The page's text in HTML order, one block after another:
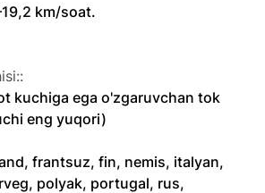
km/soat.
kuchiga ega o'zgaruvchan tok
eng yuqori)
frantsuz, fin, nemis, italyan,
polyak, portugal, rus,